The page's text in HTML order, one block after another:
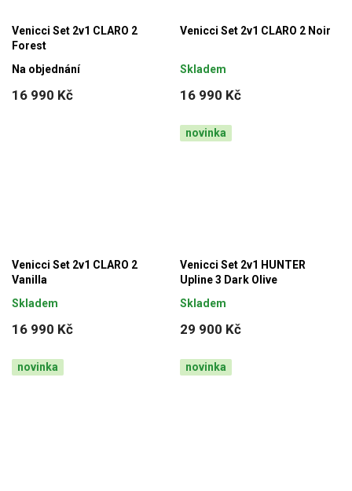
Venicci Set 2v1 CLARO 2
Forest
16 990 Kč
Na objednání
Venicci Set 2v1 CLARO 2 Noir
16 990 Kč
Skladem
Venicci Set 2v1 CLARO 2
Vanilla
16 990 Kč
Skladem
novinka
Venicci Set 2v1 HUNTER
Upline 3 Dark Olive
29 900 Kč
Skladem
novinka novinka